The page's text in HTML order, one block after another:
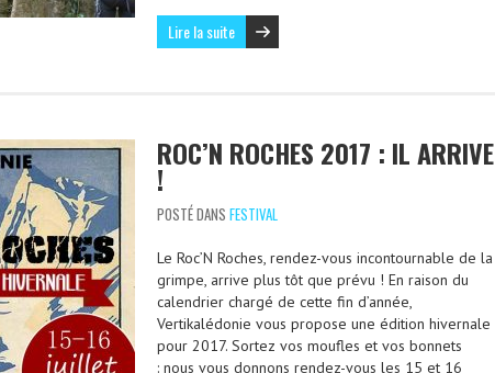
Lire la suite
ROC’N ROCHES 2017 : IL ARRIVE
!
POSTÉ DANS FESTIVAL
Le Roc’N Roches, rendez-vous incontournable de la
grimpe, arrive plus tôt que prévu ! En raison du
calendrier chargé de cette fin d’année,
Vertikalédonie vous propose une édition hivernale
pour 2017. Sortez vos moufles et vos bonnets
: nous vous donnons rendez-vous les 15 et 16